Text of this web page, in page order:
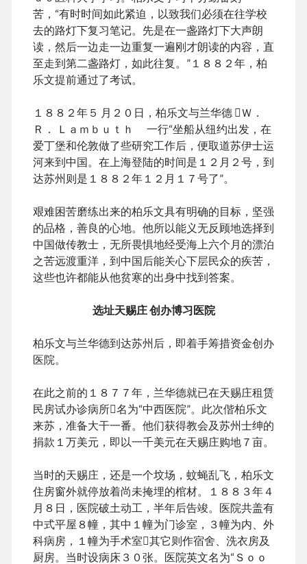
February 2024
January 2024
November 2023
September 2023
August 2023
June 2023
May 2023
April 2023
March 2023
February 2023
December 2022
November 2022
September 2022
August 2022
July 2022
March 2022
January 2022
November 2021
October 2021
September 2021
August 2021
June 2021
May 2021
April 2021
March 2021
February 2021
January 2021
苦，“有时时间如此紧迫，以致我们必须在往学校
去的路灯下复习笔记。先是在一盏路灯下大声朗
读，然后一边走一边重复一遍刚才朗读的内容，直
至走到第二盏路灯，如此往复。”１８８２年，柏
乐文提前通过了考试。
１８８２年５ 月２０日，柏乐文与兰华德 Ｗ．
Ｒ． Ｌａｍｂｕｔｈ 一行“坐船从纽约出发，在
爱丁堡和伦敦做了些研究工作后，便取道苏伊士运
河来到中国。在上海登陆的时间是１２月２号，到
达苏州则是１８８２年１２月１７号了”。
艰难困苦磨练出来的柏乐文具有明确的目标，坚强
的品格，善良的心地。他所以能义无反顾地选择到
中国做传教士，无所畏惧地经受海上六个月的漂泊
之苦远渡重洋，到中国后能关心下层民众的疾苦，
这些也许都能从他贫寒的出身中找到答案。
选址天赐庄 创办博习医院
柏乐文与兰华德到达苏州后，即着手筹措资金创办
医院。
在此之前的１８７７年，兰华德就已在天赐庄租赁
民房试办诊病所名为“中西医院”。此次偕柏乐文
来苏，准备大干一番。他们获得教会及苏州士绅的
捐款１万美元，即以一千美元在天赐庄购地７亩。
当时的天赐庄，还是一个坟场，蚊蝇乱飞，柏乐文
住房窗外就停放着尚未掩埋的棺材。１８８３年４
月８日，医院破土动工，半年后告竣。医院共盖有
中式平屋８幢，其中１幢为门诊室，３幢为内、外
科病房，１幢为手术室其它则作宿舍、洗衣房及
厨房。当时设病床３０张。医院英文名为“Ｓｏｏ